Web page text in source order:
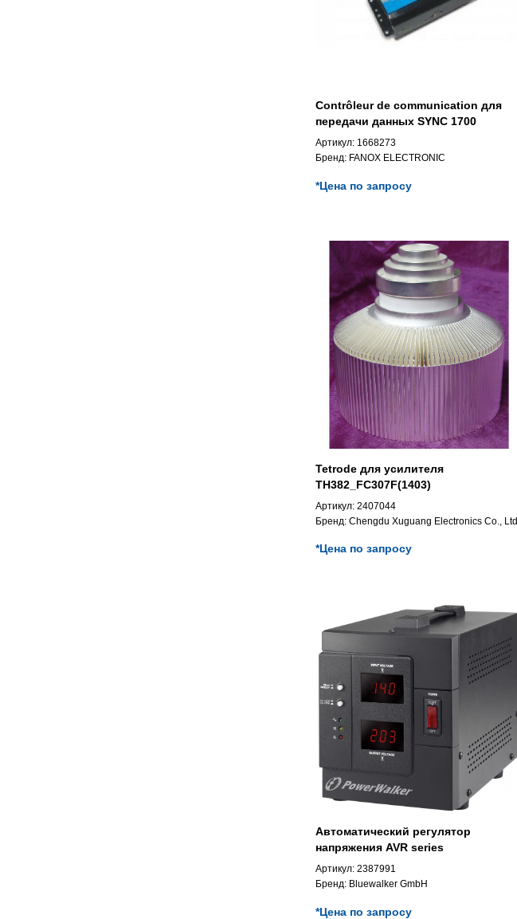
Contrôleur de communication для
передачи данных SYNC 1700
Артикул: 1668273
Бренд: FANOX ELECTRONIC
*Цена по запросу
Tetrode для усилителя
TH382_FC307F(1403)
Артикул: 2407044
Бренд: Chengdu Xuguang Electronics Co., Ltd
*Цена по запросу
Автоматический регулятор
напряжения AVR series
Артикул: 2387991
Бренд: Bluewalker GmbH
*Цена по запросу